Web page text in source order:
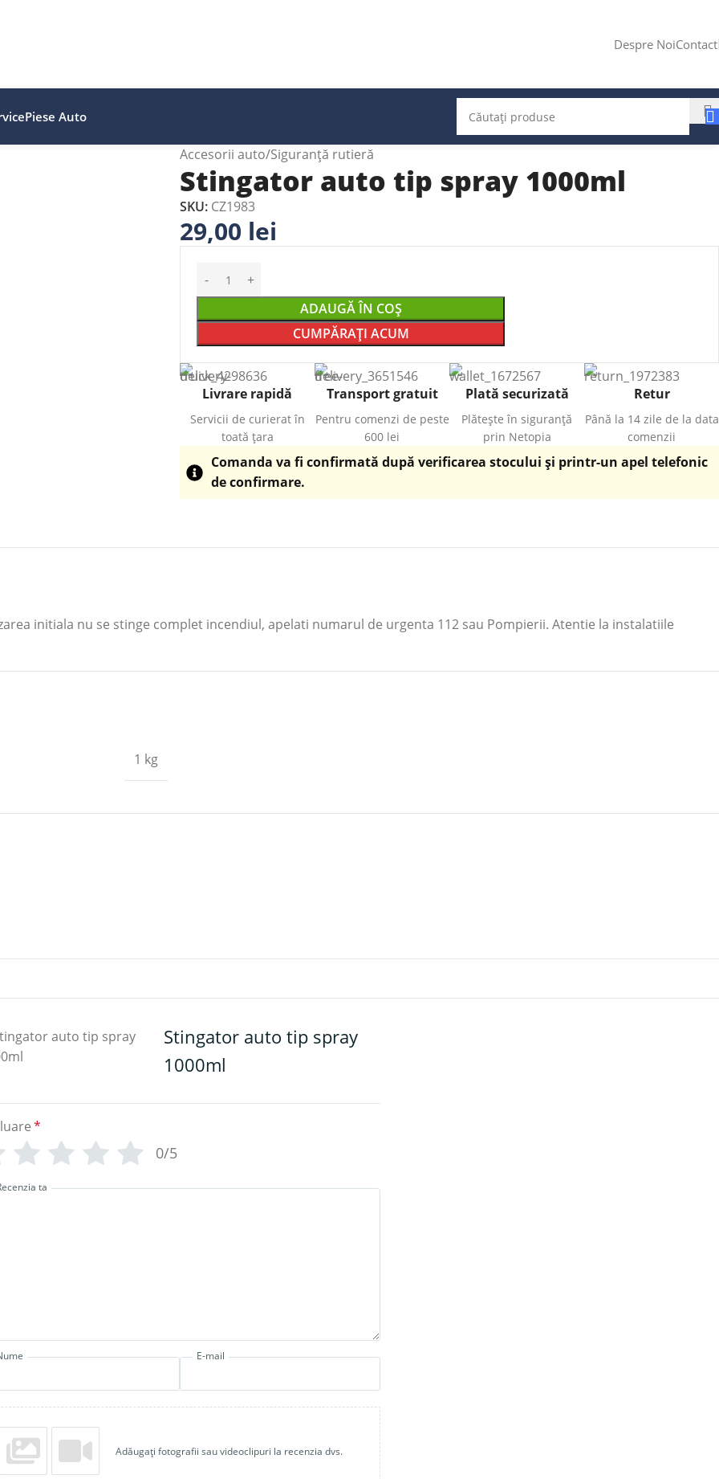
Despre NoiContact
Piese Auto
Accesorii auto Siguranță rutieră
Stingator auto tip spray 1000ml
SKU: CZ1983
29,00 lei
ADAUGĂ ÎN COȘ
CUMPĂRAȚI ACUM
Livrare rapidă
Servicii de curierat în
toată țara
Transport gratuit
Pentru comenzi de peste
600 lei
Plată securizată
Plătește în siguranță
prin Netopia
Retur
Până la 14 zile de la data
comenzii
Comanda va fi confirmată după verificarea stocului și printr-un apel telefonic
de confirmare.
initiala nu se stinge complet incendiul, apelati numarul de urgenta 112 sau Pompierii. Atentie la instalatiile
1 kg
Stingator auto tip spray
1000ml
*
0/5
ta
E-mail
Adăugați fotografii sau videoclipuri la recenzia dvs.